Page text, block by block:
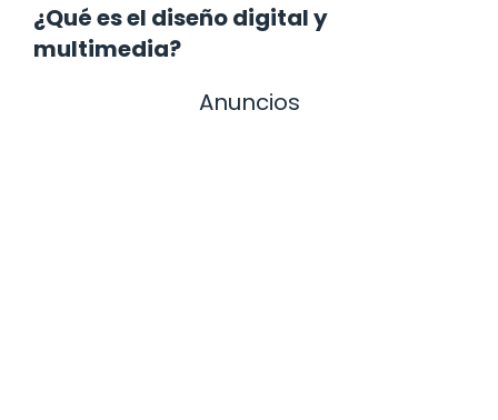
¿Qué es el diseño digital y
multimedia?
Anuncios